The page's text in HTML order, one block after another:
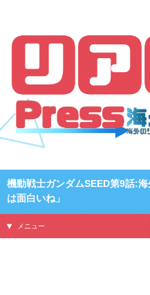
機動戦士ガンダムSEED第9話:
は面白いね」
メニュー